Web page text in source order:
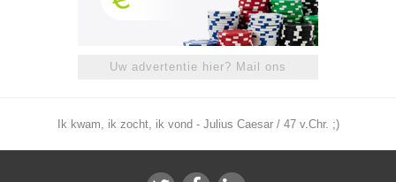
Uw advertentie hier? Mail ons
Ik kwam, ik zocht, ik vond - Julius Caesar / 47 v.Chr. ;)